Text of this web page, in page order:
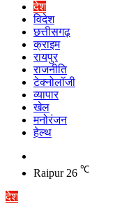
देश
विदेश
छत्तीसगढ़
क्राइम
रायपुर
राजनीति
टेक्नोलॉजी
व्यापार
खेल
मनोरंजन
हेल्थ
skin
Raipur 26 ℃
देश